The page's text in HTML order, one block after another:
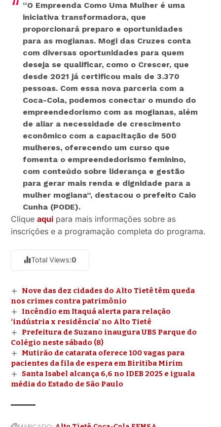
“O Empreenda Como Uma Mulher é uma
iniciativa transformadora, que
proporcionará preparo e oportunidades
para as mogianas. Mogi das Cruzes conta
com diversas oportunidades para quem
deseja se qualificar, como o Crescer, que
desde 2021 já certificou mais de 3.370
pessoas. Com essa nova parceria com a
Coca-Cola, podemos conectar o mundo do
empreendedorismo com as mogianas, além
de aliar a necessidade de crescimento
econômico com a capacitação de 500
mulheres, oferecendo um curso que
fomenta o empreendedorismo feminino,
com conteúdo sobre liderança e gestão
para gerar mais renda e dignidade para a
mulher mogiana”, destacou o prefeito Caio
Cunha (PODE).
Cliqueaqui para mais informações sobre as
inscrições e a programação completa do programa.
Total Views:0
Nove das dez cidades do Alto Tietê têm queda
nos crimes contra patrimônio
Incêndio em Itaquá alerta para relação
‘indústria x residência’ no Alto Tietê
Prefeitura de Suzano inaugura UBS Parque do
Colégio neste sábado (8)
Mutirão de catarata oferece 100 vagas para
pacientes da fila de espera em Biritiba Mirim
Santa Isabel alcança 6,6 no IDEB 2025 e iguala
média do Estado de São Paulo